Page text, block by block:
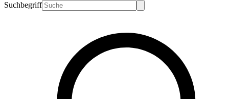
Suchbegriff